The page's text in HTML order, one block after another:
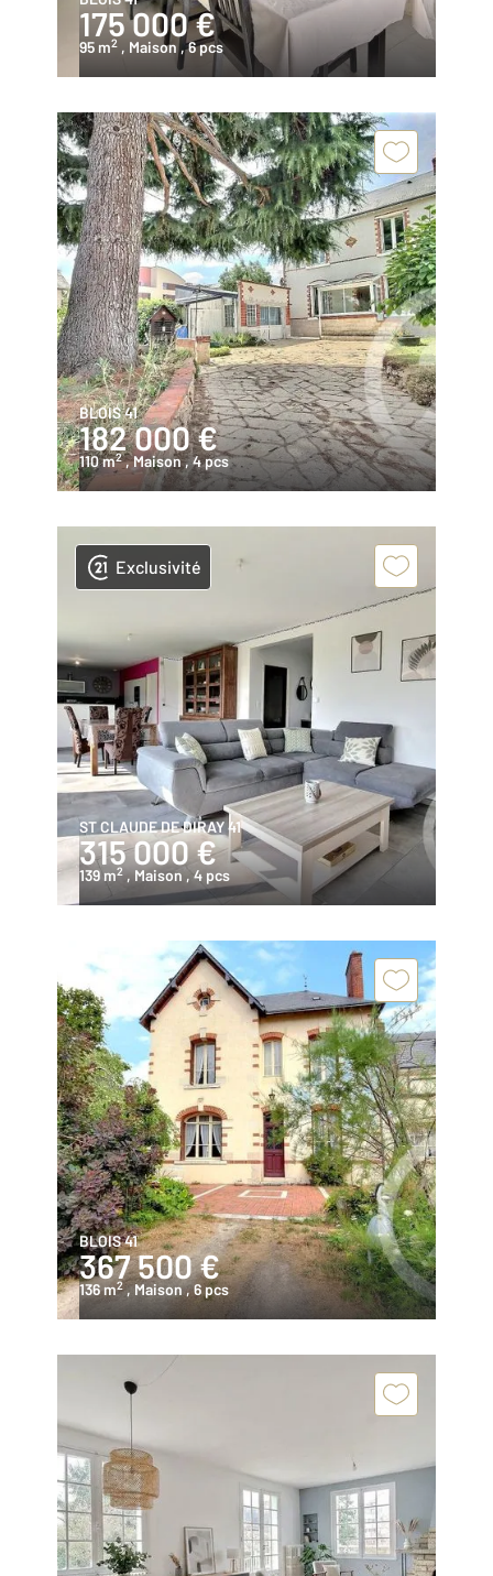
175 000 €
95 m2 , Maison , 6 pcs
BLOIS 41
182 000 €
110 m2 , Maison , 4 pcs
Exclusivité
ST CLAUDE DE DIRAY 41
315 000 €
139 m2 , Maison , 4 pcs
BLOIS 41
367 500 €
136 m2 , Maison, 6 pcs